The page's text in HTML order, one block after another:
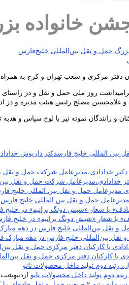
خانواده
دفتر مرکزی و شعب تهران و کرج به همراه
مصلح رئیس هیئت مدیره و در
و رانندگان نمونه نیز با لوح سپاس و
بین المللی خلیج فارسدکتر داریوش
خدادادی،مدیرعامل شرکت حمل و نقل
مدیرعامل حمل و نقل بین المللی خلیج فارس
با شعار «شیش دونگ برانیم» در خلیج
بین‌المللی خلیج فارس در دهه مبارک
با کارکنان دفتر مرکزی حمل و نقل
اردیبهشت,